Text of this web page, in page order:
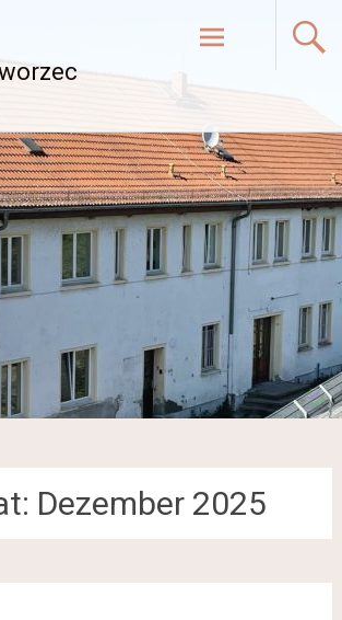
Dezember 2025